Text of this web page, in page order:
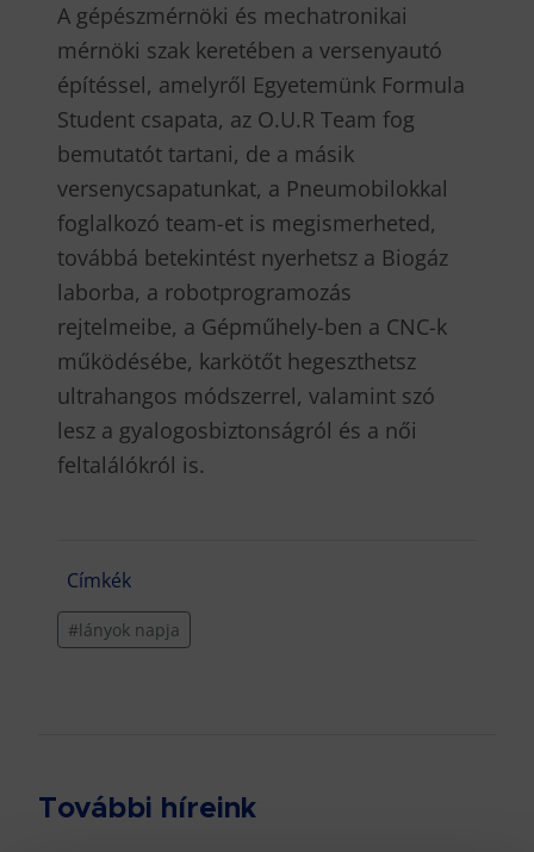
A gépészmérnöki és mechatronikai
mérnöki szak keretében a versenyautó
építéssel, amelyről Egyetemünk Formula
Student csapata, az O.U.R Team fog
bemutatót tartani, de a másik
versenycsapatunkat, a Pneumobilokkal
foglalkozó team-et is megismerheted,
továbbá betekintést nyerhetsz a Biogáz
laborba, a robotprogramozás
rejtelmeibe, a Gépműhely-ben a CNC-k
működésébe, karkötőt hegeszthetsz
ultrahangos módszerrel, valamint szó
lesz a gyalogosbiztonságról és a női
feltalálókról is.
Címkék
#lányok napja
További híreink